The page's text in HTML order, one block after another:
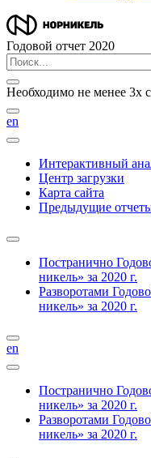
Годовой отчет 2020
Необходимо не менее 3х
en
Интерактивный
Центр загрузки
Карта сайта
Предыдущие
Постранично
никель» за 2020 г.
Разворотами
никель» за 2020 г.
en
Постранично
никель» за 2020 г.
Разворотами
никель» за 2020 г.